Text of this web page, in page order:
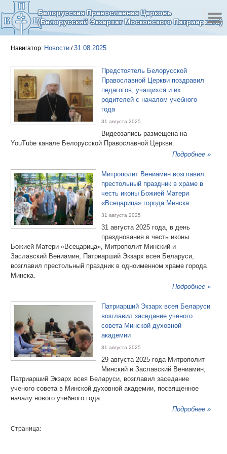
Белорусская Православная Церковь
(Белорусский Экзархат Московского Патриархата)
Навигатор: Новости /31.08.2025
Предстоятель Белорусской
Православной Церкви поздравил
педагогов, учащихся и их
родителей с началом учебного
года
31 августа 2025
Видеозапись размещена на
YouTube канале Белорусской Православной Церкви.
Подробнее »
Митрополит Вениамин возглавил
престольный праздник в храме в
честь иконы Божией Матери
«Всецарица» города Минска
31 августа 2025
31 августа 2025 года, в день
празднования в честь иконы
Божией Матери «Всецарица», Митрополит Минский и
Заславский Вениамин, Патриарший Экзарх всея Беларуси,
возглавил престольный праздник в одноименном храме города
Минска.
Подробнее »
Патриарший Экзарх всея Беларуси
возглавил заседание ученого
совета Минской духовной
академии
31 августа 2025
29 августа 2025 года Митрополит
Минский и Заславский Вениамин,
Патриарший Экзарх всея Беларуси, возглавил заседание
ученого совета в Минской духовной академии, посвященное
началу нового учебного года.
Подробнее »
Страница: